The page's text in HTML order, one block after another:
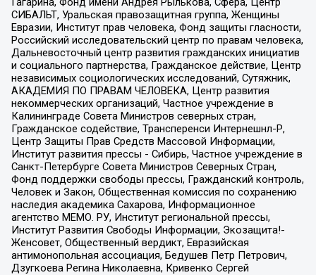
СИБАЛЬТ, Уральская правозащитная группа, Женщины
Евразии, Институт прав человека, Фонд защиты гласности,
Российский исследовательский центр по правам человека,
Дальневосточный центр развития гражданских инициатив
и социального партнерства, Гражданское действие, Центр
независимых социологических исследований, Сутяжник,
АКАДЕМИЯ ПО ПРАВАМ ЧЕЛОВЕКА, Центр развития
некоммерческих организаций, Частное учреждение в
Калининграде Совета Министров северных стран,
Гражданское содействие, Трансперенси Интернешнл-Р,
Центр Защиты Прав Средств Массовой Информации,
Институт развития прессы - Сибирь, Частное учреждение в
Санкт-Петербурге Совета Министров Северных Стран,
Фонд поддержки свободы прессы, Гражданский контроль,
Человек и Закон, Общественная комиссия по сохранению
наследия академика Сахарова, Информационное
агентство МЕМО. РУ, Институт региональной прессы,
Институт Развития Свободы Информации, Экозащита!-
Женсовет, Общественный вердикт, Евразийская
антимонопольная ассоциация, Бедушев Петр Петрович,
Дзугкоева Регина Николаевна, Кривенко Сергей